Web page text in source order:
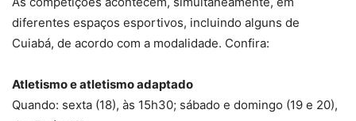
diferentes espaços esportivos, incluindo alguns de
Cuiabá, de acordo com a modalidade. Confira:
Atletismo e atletismo adaptado
Quando: sexta (18), às 15h30; sábado e domingo (19 e 20),